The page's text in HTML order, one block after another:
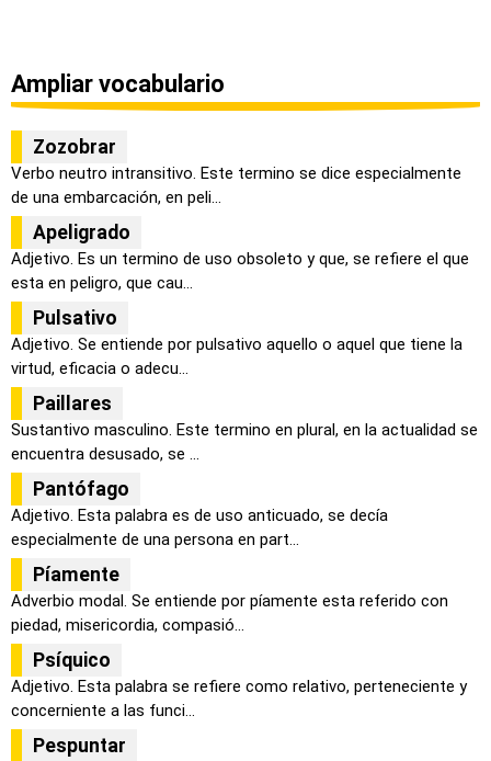
Ampliar vocabulario
Zozobrar
Verbo neutro intransitivo. Este termino se dice especialmente
de una embarcación, en peli...
Apeligrado
Adjetivo. Es un termino de uso obsoleto y que, se refiere el que
esta en peligro, que cau...
Pulsativo
Adjetivo. Se entiende por pulsativo aquello o aquel que tiene la
virtud, eficacia o adecu...
Paillares
Sustantivo masculino. Este termino en plural, en la actualidad se
encuentra desusado, se ...
Pantófago
Adjetivo. Esta palabra es de uso anticuado, se decía
especialmente de una persona en part...
Píamente
Adverbio modal. Se entiende por píamente esta referido con
piedad, misericordia, compasió...
Psíquico
Adjetivo. Esta palabra se refiere como relativo, perteneciente y
concerniente a las funci...
Pespuntar